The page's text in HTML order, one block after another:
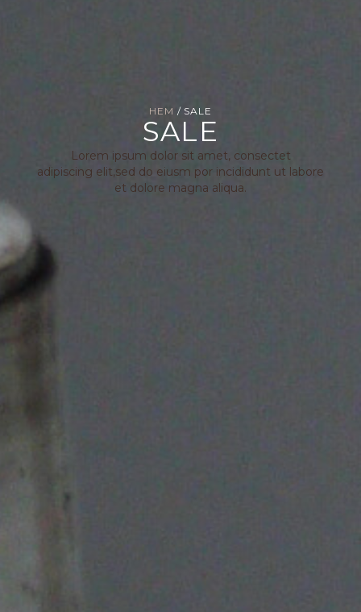
HEM / SALE
SALE
Lorem ipsum dolor sit amet, consectet
adipiscing elit,sed do eiusm por incididunt ut labore
et dolore magna aliqua.